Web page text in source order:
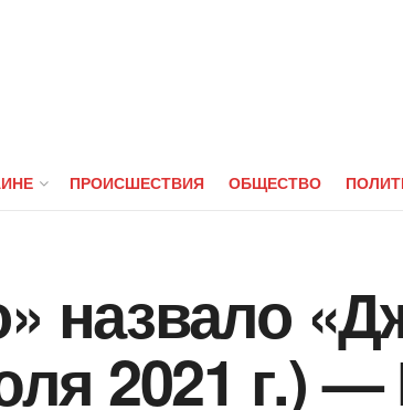
ПРОИСШЕСТВИЯ ОБЩЕСТВО
назвало
2021 г.)